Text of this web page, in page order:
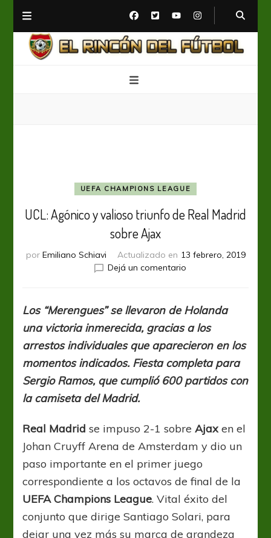
UEFA CHAMPIONS LEAGUE
UCL: Agónico y valioso triunfo de Real Madrid
sobre Ajax
por Emiliano Schiavi Actualizado en 13 febrero, 2019
Dejá un comentarioen
y
valioso
triunfo
de
Real
Madrid
sobre
Los “Merengues” se llevaron de Holanda
una victoria inmerecida, gracias a los
arrestos individuales que aparecieron en los
momentos indicados. Fiesta completa para
Sergio Ramos, que cumplió 600 partidos con
la camiseta del Madrid.
Real Madrid se impuso 2-1 sobreAjaxen el
Johan Cruyff Arena de Amsterdam y dio un
paso importante en el primer juego
correspondiente a los octavos de final de la
UEFA Champions League. Vital éxito del
conjunto que dirige Santiago Solari, para
dejar una vez más su marca de grandeza